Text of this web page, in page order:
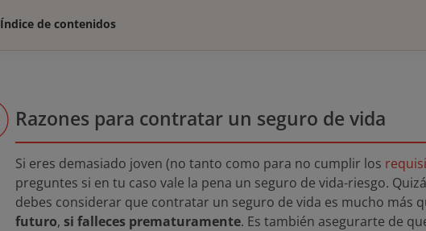
Índice de contenidos
Razones para contratar un seguro de vida
Si eres demasiado joven (no tanto como para no cumplir los
preguntes si en tu caso vale la pena un seguro de vida-riesgo.
debes considerar que contratar un seguro de vida es mucho más
futuro, si falleces prematuramente. Es también asegurarte de